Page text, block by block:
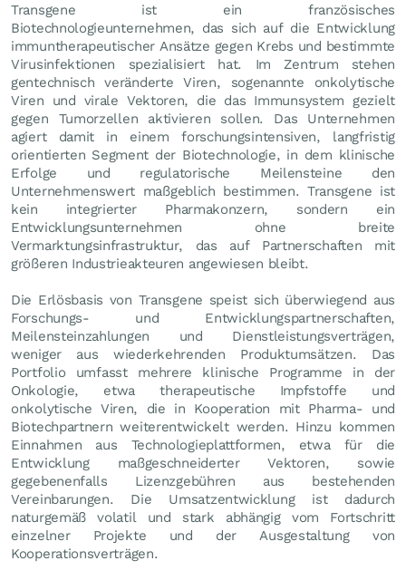
Transgene ist ein französisches
Biotechnologieunternehmen, das sich auf die Entwicklung
immuntherapeutischer Ansätze gegen Krebs und bestimmte
Virusinfektionen spezialisiert hat. Im Zentrum stehen
gentechnisch veränderte Viren, sogenannte onkolytische
Viren und virale Vektoren, die das Immunsystem gezielt
gegen Tumorzellen aktivieren sollen. Das Unternehmen
agiert damit in einem forschungsintensiven, langfristig
orientierten Segment der Biotechnologie, in dem klinische
Erfolge und regulatorische Meilensteine den
Unternehmenswert maßgeblich bestimmen. Transgene ist
kein integrierter Pharmakonzern, sondern ein
Entwicklungsunternehmen ohne breite
Vermarktungsinfrastruktur, das auf Partnerschaften mit
größeren Industrieakteuren angewiesen bleibt.
Die Erlösbasis von Transgene speist sich überwiegend aus
Forschungs- und Entwicklungspartnerschaften,
Meilensteinzahlungen und Dienstleistungsverträgen,
weniger aus wiederkehrenden Produktumsätzen. Das
Portfolio umfasst mehrere klinische Programme in der
Onkologie, etwa therapeutische Impfstoffe und
onkolytische Viren, die in Kooperation mit Pharma- und
Biotechpartnern weiterentwickelt werden. Hinzu kommen
Einnahmen aus Technologieplattformen, etwa für die
Entwicklung maßgeschneiderter Vektoren, sowie
gegebenenfalls Lizenzgebühren aus bestehenden
Vereinbarungen. Die Umsatzentwicklung ist dadurch
naturgemäß volatil und stark abhängig vom Fortschritt
einzelner Projekte und der Ausgestaltung von
Kooperationsverträgen.